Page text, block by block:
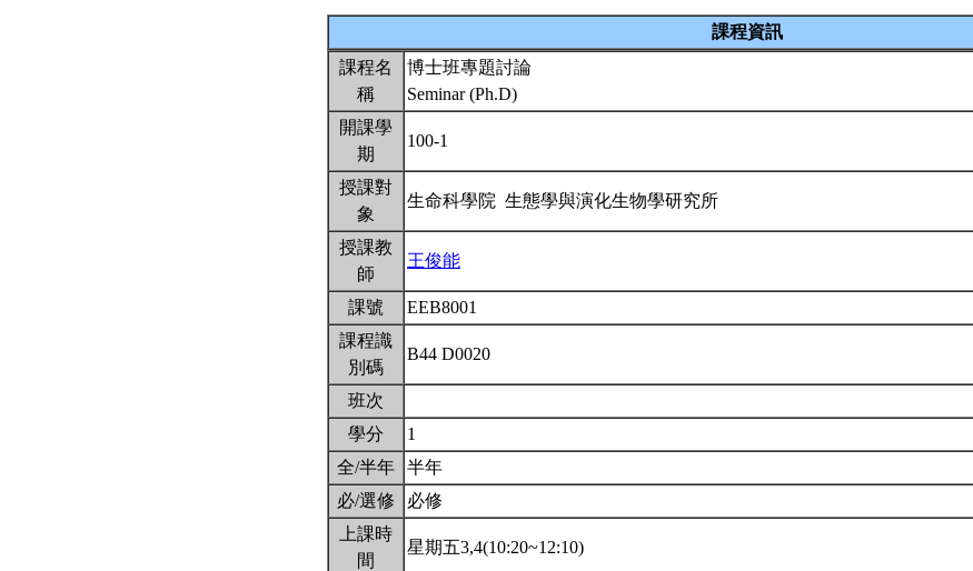
課程資訊
課程名
稱
博士班專題討論
Seminar (Ph.D)
開課學
期
100-1
授課對
象
生命科學院 生態學與演化生物學研究所
授課教
師
王俊能
課號
EEB8001
課程識
別碼
B44 D0020
班次
學分
1
全/半年
半年
必/選修
必修
上課時
間
星期五3,4(10:20~12:10)